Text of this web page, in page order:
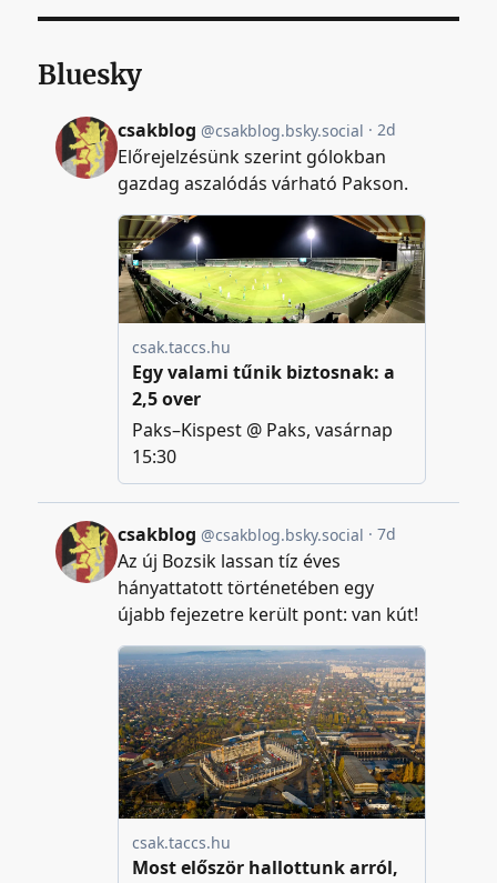
Bluesky